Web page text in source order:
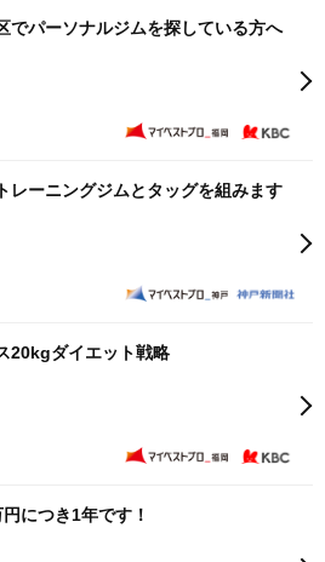
でパーソナルジムを探している方へ
レーニングジムとタッグを組みます
20kgダイエット戦略
につき1年です！